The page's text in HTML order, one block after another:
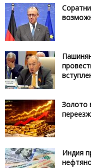
Золото
Индия